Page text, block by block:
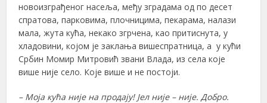
новоизграђеног насеља, међу зградама од по десет
спратова, парковима, плочницима, пекарама, налази
мала, жута кућа, некако згрчена, као притиснута, у
хладовини, којом је заклања вишеспратница, а у кући
Србин Момир Митровић звани Влада, из села које
више није село. Које више и не постоји.
– Моја кућа није на продају! Јел није – није. Добро.